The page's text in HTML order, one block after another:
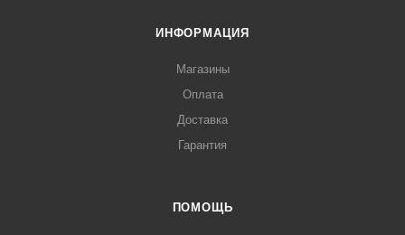
ИНФОРМАЦИЯ
Магазины
Оплата
Доставка
Гарантия
ПОМОЩЬ